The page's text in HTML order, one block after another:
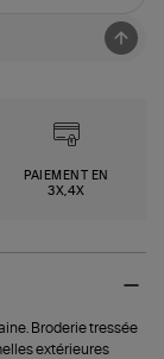
PAIEMENT EN
3X,4X
Broderie tressée
extérieures